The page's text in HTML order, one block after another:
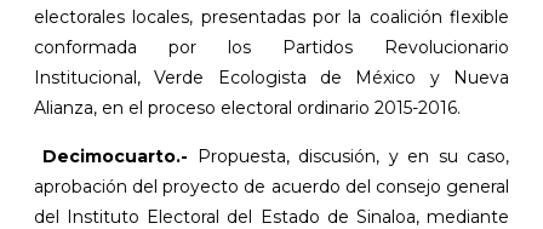
electorales locales, presentadas por la coalición flexible
conformada por los Partidos Revolucionario
Institucional, Verde Ecologista de México y Nueva
Alianza, en el proceso electoral ordinario 2015-2016.
Decimocuarto.- Propuesta, discusión, y en su caso,
aprobación del proyecto de acuerdo del consejo general
del Instituto Electoral del Estado de Sinaloa, mediante